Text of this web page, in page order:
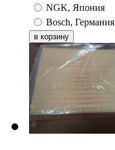
NGK, Япония
Bosch, Германия